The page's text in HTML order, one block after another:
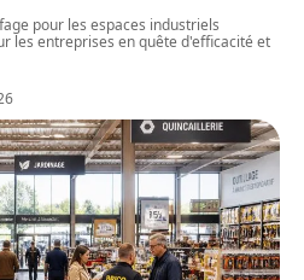
pour les espaces industriels
les entreprises en quête d'efficacité et